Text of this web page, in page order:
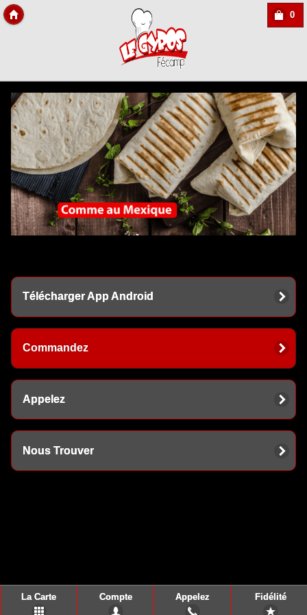
0
Télécharger App Android
Commandez
Appelez
Nous Trouver
La Carte Compte Appelez Fidélité
Copyright Des-click